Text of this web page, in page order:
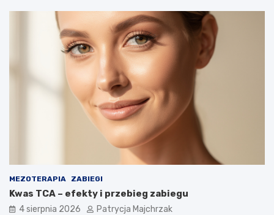
MEZOTERAPIA ZABIEGI
Kwas TCA – efekty i przebieg zabiegu
4 sierpnia 2026 Patrycja Majchrzak